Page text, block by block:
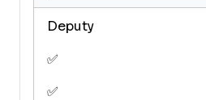
Deputy
✅
✅